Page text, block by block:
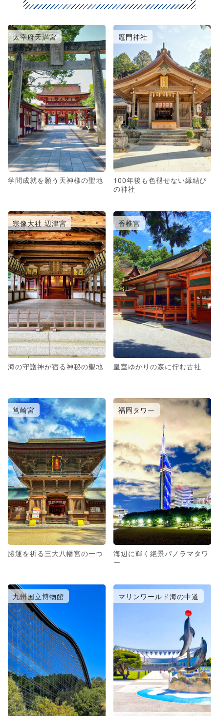
太宰府天満宮
学問成就を願う天神様の聖地
竈門神社
100年後も色褪せない縁結び
の神社
宗像大社 辺津宮
海の守護神が宿る神秘の聖地
香椎宮
皇室ゆかりの森に佇む古社
筥崎宮
勝運を祈る三大八幡宮の一つ
福岡タワー
海辺に輝く絶景パノラマタワ
ー
九州国立博物館 マリンワールド海の中道